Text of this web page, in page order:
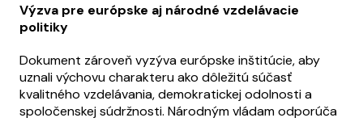
Výzva pre európske aj národné vzdelávacie
politiky
Dokument zároveň vyzýva európske inštitúcie, aby
uznali výchovu charakteru ako dôležitú súčasť
kvalitného vzdelávania, demokratickej odolnosti a
spoločenskej súdržnosti. Národným vládam odporúča